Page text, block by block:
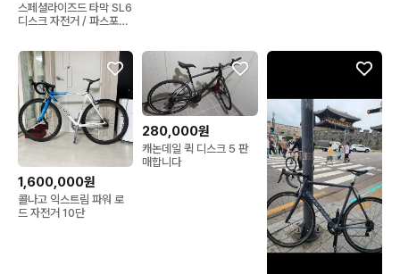
스페셜라이즈드 타막 SL6
디스크 자전거 / 파스포츠
1,600,000원
콜나고 익스트림 파워 로
드 자전거 10단
280,000원
캐논데일 퀵 디스크 5 판
매합니다